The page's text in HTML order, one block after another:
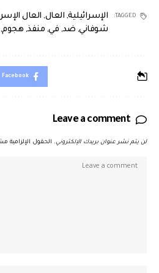
TAGGED: الإسرائيلية, العال, العال
شوفاني, ضد, في, منفذ, هجوم,
Facebook
Leave a comment
لن يتم نشر عنوان بريدك الإلكتروني. الحقول الإلزامية